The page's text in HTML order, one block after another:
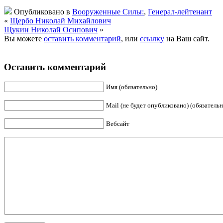
Опубликовано в Вооруженные Силы:, Генерал-лейтенант
« Щербо Николай Михайлович
Щукин Николай Осипович »
Вы можете оставить комментарий, или ссылку на Ваш сайт.
Оставить комментарий
Имя (обязательно)
Mail (не будет опубликовано)
Вебсайт